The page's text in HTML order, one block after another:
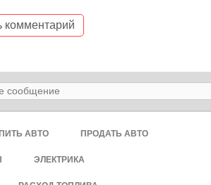
АВТО ПРОДАТЬ АВТО
ЭЛЕКТРИКА